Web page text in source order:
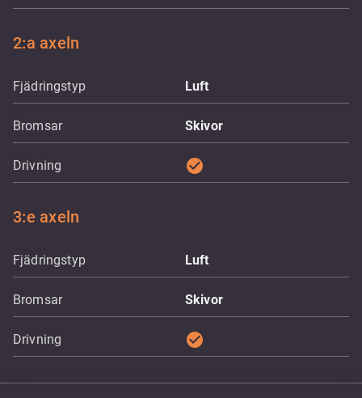
2:a axeln
Fjädringstyp Luft
Bromsar Skivor
Drivning check_circle
3:e axeln
Fjädringstyp Luft
Bromsar Skivor
Drivning check_circle